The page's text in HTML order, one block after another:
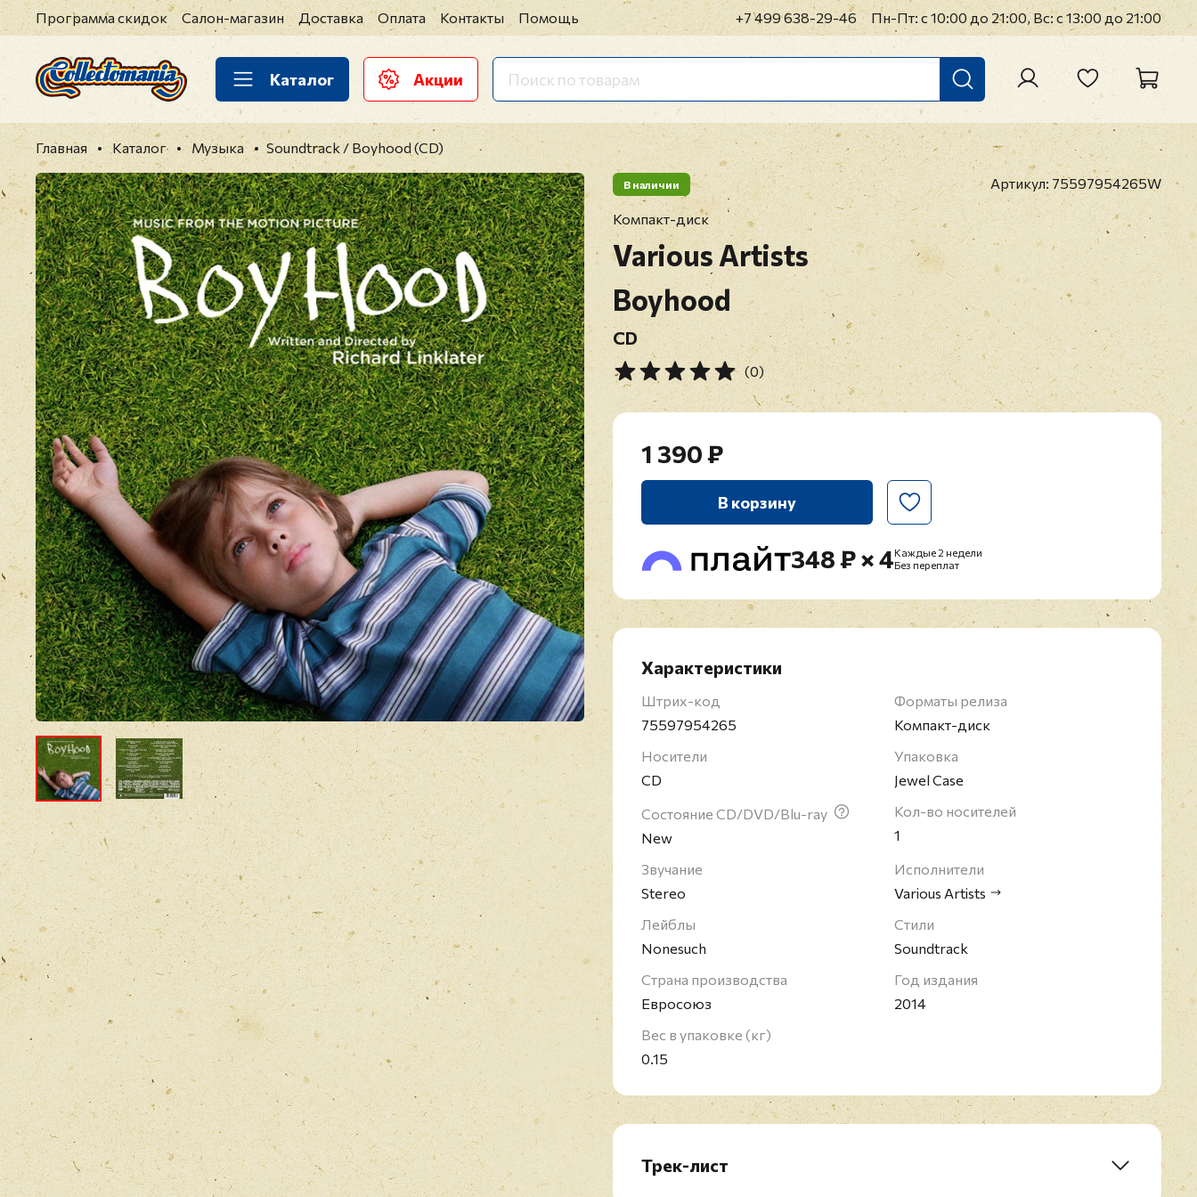
Программа скидок Салон-магазин Доставка Оплата Контакты Помощь +7 499 638-29-46 Пн-Пт: с 10:00 до 21:00, Вс: с 13:00 до 21:00
Каталог Акции
Главная Каталог Музыка Soundtrack / Boyhood (CD)
В наличии Артикул: 75597954265W
Компакт-диск
Various Artists
Boyhood
CD
(0)
1 390 ₽
В корзину
348 ₽ × 4Каждые 2 недели
Без переплат
Характеристики
Штрих-код
75597954265
Форматы релиза
Компакт-диск
Носители
CD
Упаковка
Jewel Case
Состояние CD/DVD/Blu-ray
New
Кол-во носителей
1
Звучание
Stereo
Исполнители
Various Artists
Лейблы
Nonesuch
Стили
Soundtrack
Страна производства
Евросоюз
Год издания
2014
Вес в упаковке (кг)
0.15
Трек-лист